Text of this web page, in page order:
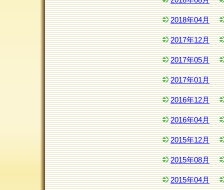
2018年04月
2017年12月
2017年05月
2017年01月
2016年12月
2016年04月
2015年12月
2015年08月
2015年04月